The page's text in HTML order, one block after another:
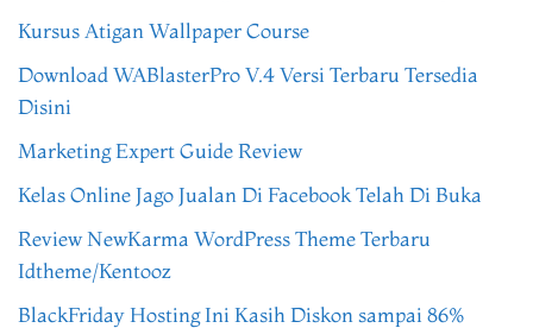
Kursus Atigan Wallpaper Course
Download WABlasterPro V.4 Versi Terbaru Tersedia
Disini
Marketing Expert Guide Review
Kelas Online Jago Jualan Di Facebook Telah Di Buka
Review NewKarma WordPress Theme Terbaru
Idtheme/Kentooz
BlackFriday Hosting Ini Kasih Diskon sampai 86%